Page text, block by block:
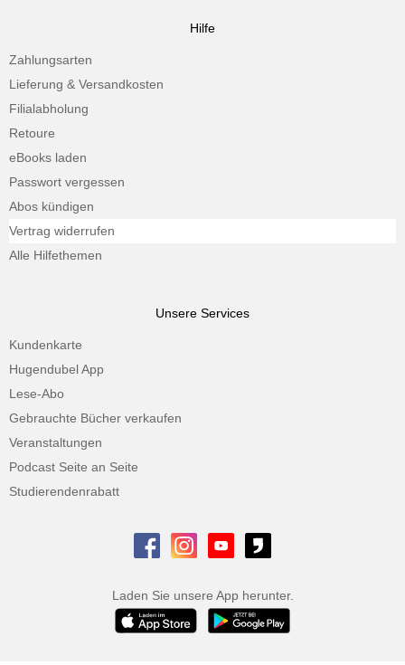
Hilfe
Zahlungsarten
Lieferung & Versandkosten
Filialabholung
Retoure
eBooks laden
Passwort vergessen
Abos kündigen
Vertrag widerrufen
Alle Hilfethemen
Unsere Services
Kundenkarte
Hugendubel App
Lese-Abo
Gebrauchte Bücher verkaufen
Veranstaltungen
Podcast Seite an Seite
Studierendenrabatt
Laden Sie unsere App herunter.